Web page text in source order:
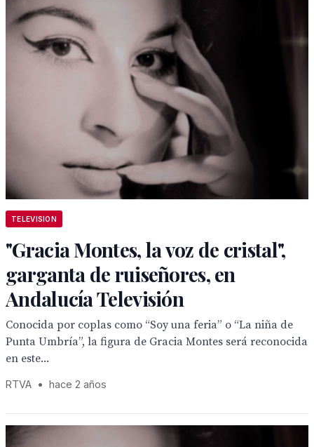
TELEVISION
"Gracia Montes, la voz de cristal",
garganta de ruiseñores, en
Andalucía Televisión
Conocida por coplas como “Soy una feria” o “La niña de
Punta Umbría”, la figura de Gracia Montes será reconocida
en este...
RTVA • hace 2 años